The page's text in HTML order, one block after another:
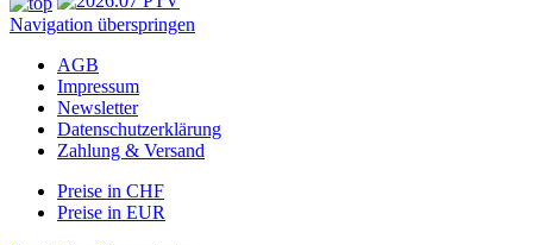
Navigation überspringen
AGB
Impressum
Newsletter
Datenschutzerklärung
Zahlung & Versand
Preise in CHF
Preise in EUR